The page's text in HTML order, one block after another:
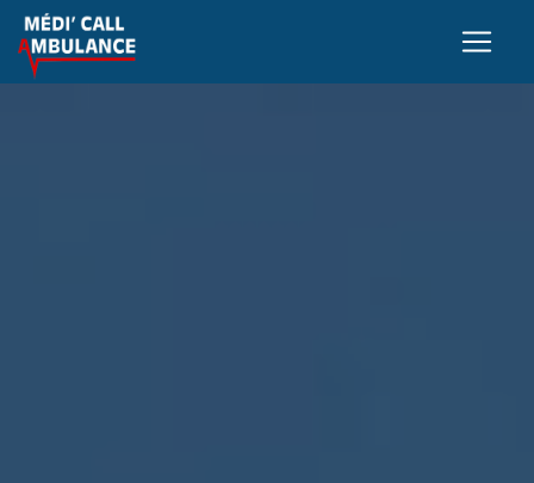
Panneau de gestion des cookies